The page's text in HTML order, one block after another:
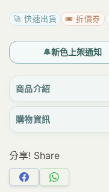
🚀 快速出貨 🎟️ 折價券
🔔新色上架通知
商品介紹
購物資訊
分享! Share
分
分